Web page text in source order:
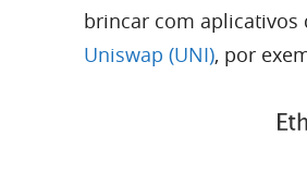
brincar com aplicativos
Uniswap (UNI), por